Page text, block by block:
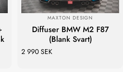
LEVERANTÖR:
MAXTON DESIGN
Diffuser BMW M2 F87
(Blank Svart)
2 990 SEK